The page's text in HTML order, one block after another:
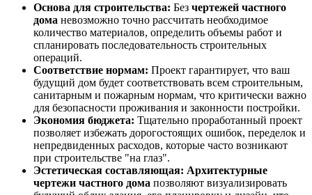
Основа для строительства: Без чертежей частного
дома невозможно точно рассчитать необходимое
количество материалов, определить объемы работ и
спланировать последовательность строительных
операций.
Соответствие нормам: Проект гарантирует, что ваш
будущий дом будет соответствовать всем строительным,
санитарным и пожарным нормам, что критически важно
для безопасности проживания и законности постройки.
Экономия бюджета: Тщательно проработанный проект
позволяет избежать дорогостоящих ошибок, переделок и
непредвиденных расходов, которые часто возникают
при строительстве "на глаз".
Эстетическая составляющая: Архитектурные
чертежи частного дома позволяют визуализировать